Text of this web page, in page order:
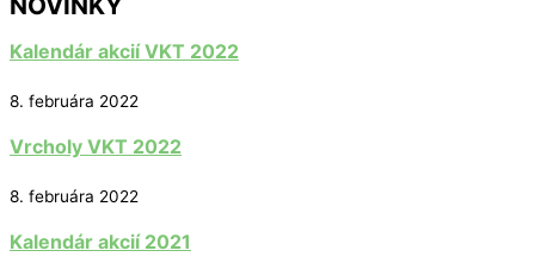
Kalendár akcií VKT 2022
8. februára 2022
Vrcholy VKT 2022
8. februára 2022
Kalendár akcií 2021